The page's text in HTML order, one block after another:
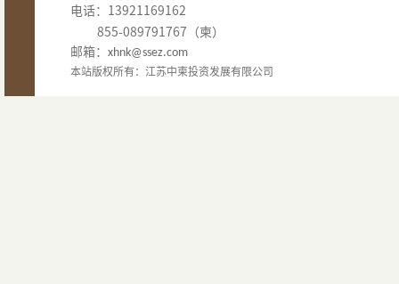
电话：13921169162
855-089791767（柬）
邮箱： xhnk@ssez.com
本站版权所有：江苏中柬投资发展有限公司